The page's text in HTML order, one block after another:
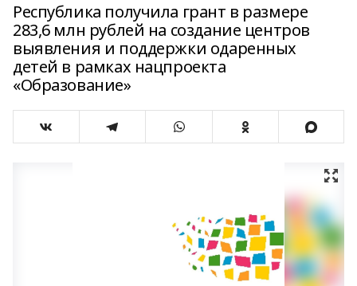
Республика получила грант в размере
283,6 млн рублей на создание центров
выявления и поддержки одаренных
детей в рамках нацпроекта
«Образование»